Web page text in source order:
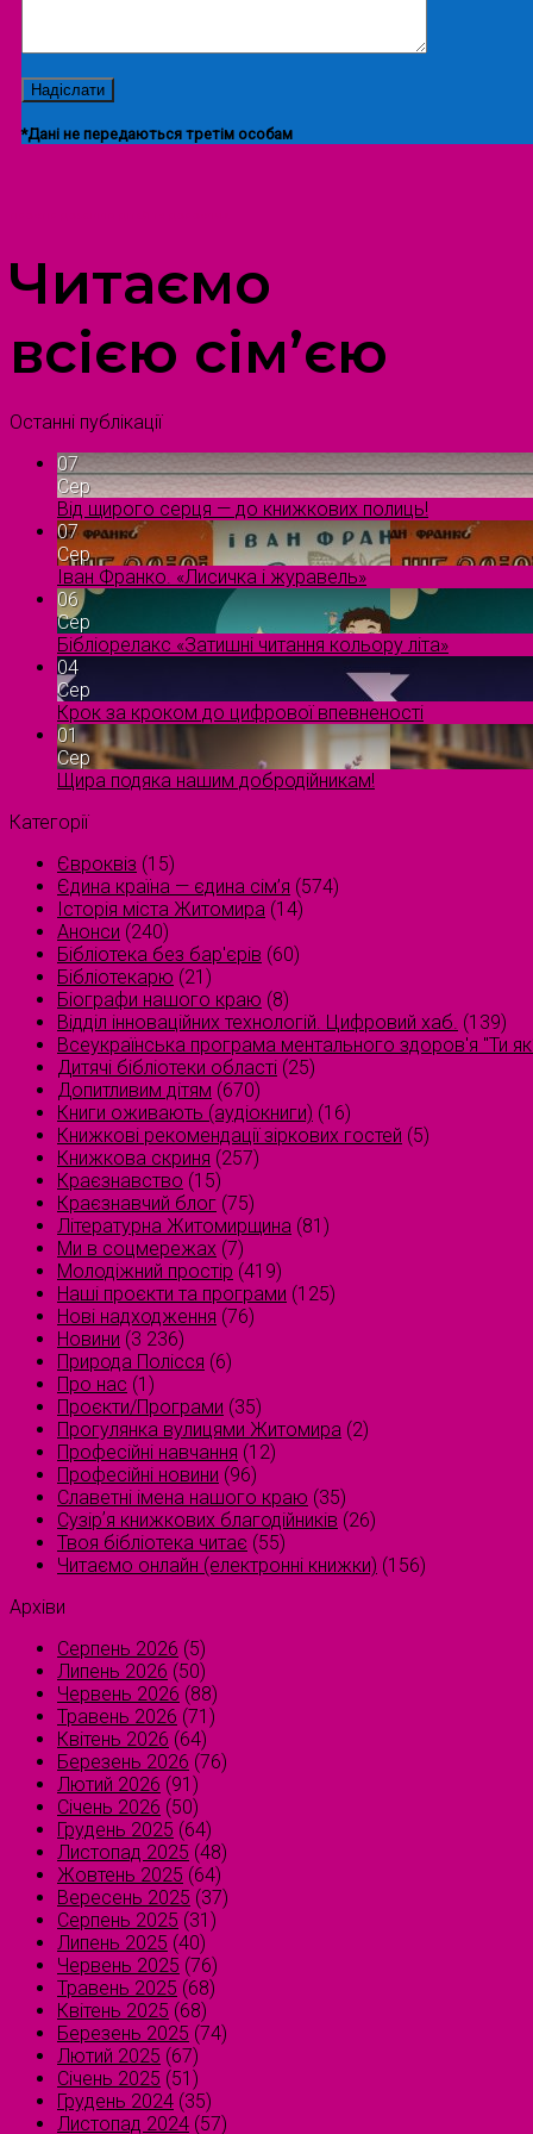
*Дані не передаються третім особам
Читаємо
всією сім’єю
Останні публікації
07
Сер
Від щирого серця — до книжкових полиць!
07
Сер
Іван Франко. «Лисичка і журавель»
06
Сер
Бібліорелакс «Затишні читання кольору літа»
04
Сер
Крок за кроком до цифрової впевненості
01
Сер
Щира подяка нашим добродійникам!
Категорії
Євроквіз (15)
Єдина країна — єдина сім’я (574)
Історія міста Житомира (14)
Анонси (240)
Бібліотека без бар'єрів (60)
Бібліотекарю (21)
Біографи нашого краю (8)
Відділ інноваційних технологій. Цифровий хаб. (139)
Всеукраїнська програма ментального здоров'я "Ти
Дитячі бібліотеки області (25)
Допитливим дітям (670)
Книги оживають (аудіокниги) (16)
Книжкові рекомендації зіркових гостей (5)
Книжкова скриня (257)
Краєзнавство (15)
Краєзнавчий блог (75)
Літературна Житомирщина (81)
Ми в соцмережах (7)
Молодіжний простір (419)
Наші проєкти та програми (125)
Нові надходження (76)
Новини (3 236)
Природа Полісся (6)
Про нас (1)
Проєкти/Програми (35)
Прогулянка вулицями Житомира (2)
Професійні навчання (12)
Професійні новини (96)
Славетні імена нашого краю (35)
Сузірʼя книжкових благодійників (26)
Твоя бібліотека читає (55)
Читаємо онлайн (електронні книжки) (156)
Архіви
Серпень 2026 (5)
Липень 2026 (50)
Червень 2026 (88)
Травень 2026 (71)
Квітень 2026 (64)
Березень 2026 (76)
Лютий 2026 (91)
Січень 2026 (50)
Грудень 2025 (64)
Листопад 2025 (48)
Жовтень 2025 (64)
Вересень 2025 (37)
Серпень 2025 (31)
Липень 2025 (40)
Червень 2025 (76)
Травень 2025 (68)
Квітень 2025 (68)
Березень 2025 (74)
Лютий 2025 (67)
Січень 2025 (51)
Грудень 2024 (35)
Листопад 2024 (57)